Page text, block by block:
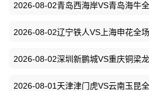
2026-08-02青岛西海岸VS青岛海牛
2026-08-02辽宁铁人VS上海申花全
2026-08-02深圳新鹏城VS重庆铜梁
2026-08-01天津津门虎VS云南玉昆